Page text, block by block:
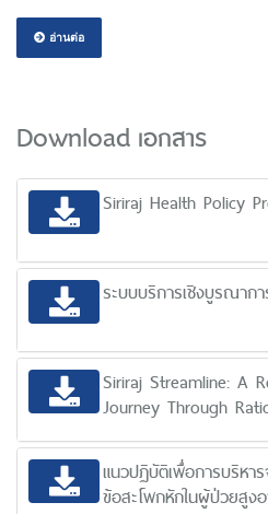
อ่านต่อ
Download เอกสาร
Siriraj Health Policy
ระบบบริการเชิงบูรณากา
Siriraj Streamline: A
Journey Through
แนวปฏิบัติเพื่อการบริหา
ข้อสะโพกหักในผู้ป่วยสูง